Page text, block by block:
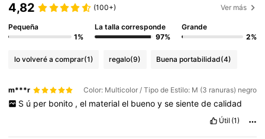
4,82 (100+) Ver más
Pequeña
1%
La talla corresponde
97%
Grande
2%
lo volveré a comprar(1) regalo(9) Buena portabilidad(4)
m***r Color: Multicolor / Tipo de Estilo: M (3 ranuras) negro
S ú per bonito , el material el bueno y se siente de calidad
Útil (1)